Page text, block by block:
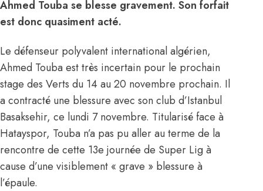
Ahmed Touba se blesse gravement. Son forfait
est donc quasiment acté.
Le défenseur polyvalent international algérien,
Ahmed Touba est très incertain pour le prochain
stage des Verts du 14 au 20 novembre prochain. Il
a contracté une blessure avec son club d’Istanbul
Basaksehir, ce lundi 7 novembre. Titularisé face à
Hatayspor, Touba n’a pas pu aller au terme de la
rencontre de cette 13e journée de Super Lig à
cause d’une visiblement « grave » blessure à
l’épaule.